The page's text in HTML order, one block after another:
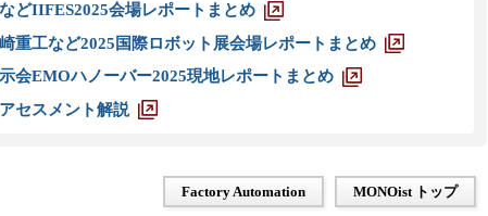
どIIFES2025会場レポートまとめ
重工など2025国際ロボット展会場レポートまとめ
会EMOハノーバー2025現地レポートまとめ
セスメント解説
Factory Automation MONOist トップ